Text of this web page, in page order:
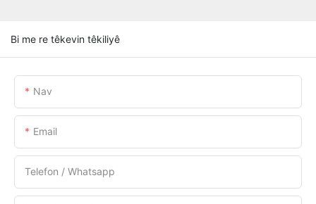
Bi me re têkevin têkiliyê
Nav
Email
Telefon / Whatsapp